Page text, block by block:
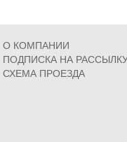
О КОМПАНИИ
ПОДПИСКА НА
СХЕМА ПРОЕЗДА